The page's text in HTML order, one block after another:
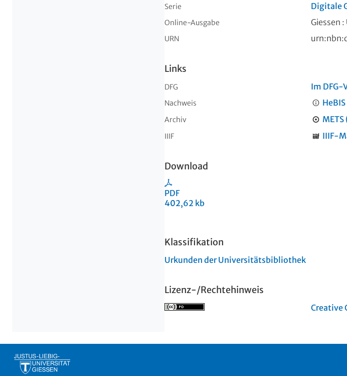
Serie Digitale
Online-Ausgabe Giessen
URN
Links
DFG Im DFG-
Nachweis
Archiv
IIIF IIIF-
Download
PDF
402,62 kb
Klassifikation
Urkunden der Universitätsbibliothek
Lizenz-/Rechtehinweis
Creative